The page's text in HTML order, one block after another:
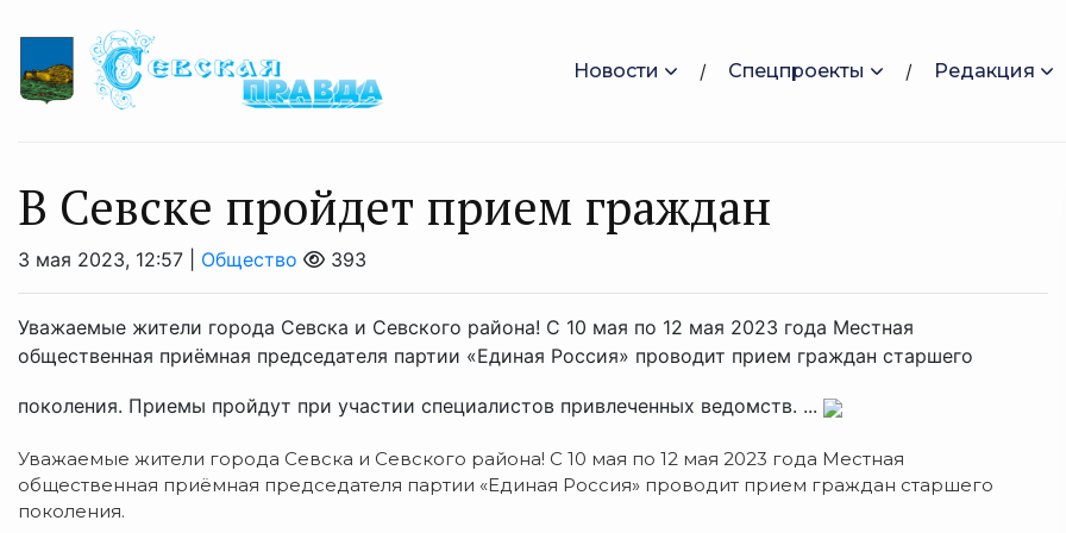
Новости Спецпроекты Редакция
В Севске пройдет прием граждан
3 мая 2023, 12:57 | Общество 393
Уважаемые жители города Севска и Севского района! С 10 мая по 12 мая 2023 года Местная
общественная приёмная председателя партии «Единая Россия» проводит прием граждан старшего
поколения. Приемы пройдут при участии специалистов привлеченных ведомств. ...
Уважаемые жители города Севска и Севского района! С 10 мая по 12 мая 2023 года Местная
общественная приёмная председателя партии «Единая Россия» проводит прием граждан старшего
поколения.